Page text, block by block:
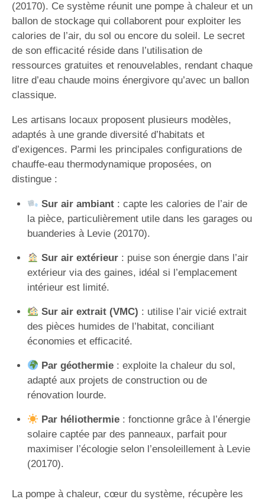
(20170). Ce système réunit une pompe à chaleur et un
ballon de stockage qui collaborent pour exploiter les
calories de l’air, du sol ou encore du soleil. Le secret
de son efficacité réside dans l’utilisation de
ressources gratuites et renouvelables, rendant chaque
litre d’eau chaude moins énergivore qu’avec un ballon
classique.
Les artisans locaux proposent plusieurs modèles,
adaptés à une grande diversité d’habitats et
d’exigences. Parmi les principales configurations de
chauffe-eau thermodynamique proposées, on
distingue :
Sur air ambiant: capte les calories de l’air de
la pièce, particulièrement utile dans les garages ou
buanderies à Levie (20170).
Sur air extérieur: puise son énergie dans l’air
extérieur via des gaines, idéal si l’emplacement
intérieur est limité.
Sur air extrait (VMC) : utilise l’air vicié extrait
des pièces humides de l’habitat, conciliant
économies et efficacité.
Par géothermie: exploite la chaleur du sol,
adapté aux projets de construction ou de
rénovation lourde.
Par héliothermie: fonctionne grâce à l’énergie
solaire captée par des panneaux, parfait pour
maximiser l’écologie selon l’ensoleillement à Levie
(20170).
La pompe à chaleur, cœur du système, récupère les